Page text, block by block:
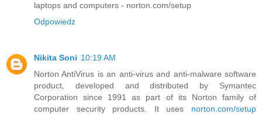
laptops and computers - norton.com/setup
Odpowiedz
Nikita Soni 10:19 AM
Norton AntiVirus is an anti-virus and anti-malware software
product, developed and distributed by Symantec
Corporation since 1991 as part of its Norton family of
computer security products. It uses norton.com/setup